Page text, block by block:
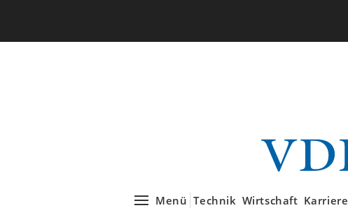
Menü Technik Wirtschaft Karriere